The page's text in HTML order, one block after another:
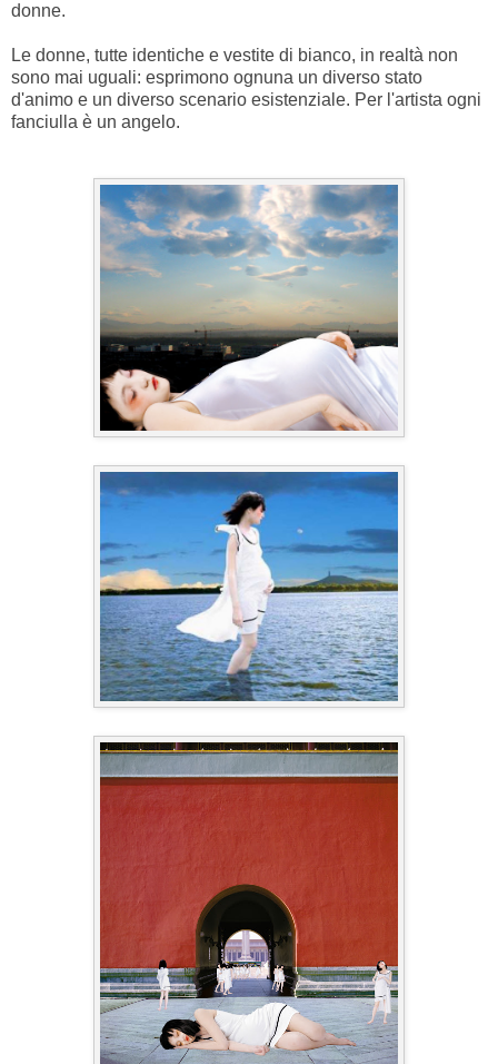
donne.
Le donne, tutte identiche e vestite di bianco, in realtà non
sono mai uguali: esprimono ognuna un diverso stato
d'animo e un diverso scenario esistenziale. Per l'artista ogni
fanciulla è un angelo.